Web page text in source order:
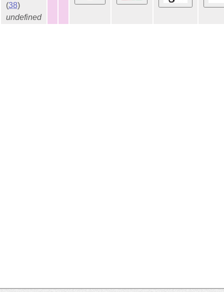
(38)
undefined